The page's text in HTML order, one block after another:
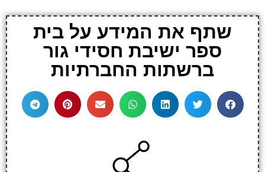
שתף את המידע על בית
ספר ישיבת חסידי גור
ברשתות החברתיות